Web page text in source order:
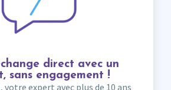
direct avec un
sans engagement !
votre expert avec plus de 10 ans